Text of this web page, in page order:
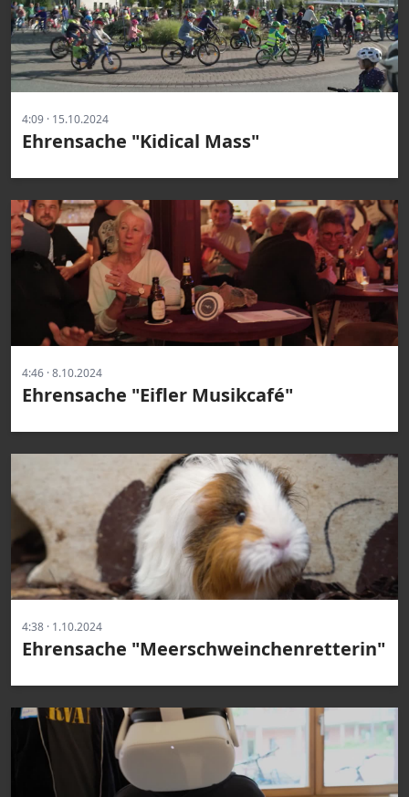
4:09 · 15.10.2024
Ehrensache "Kidical Mass"
4:46 · 8.10.2024
Ehrensache "Eifler Musikcafé"
4:38 · 1.10.2024
Ehrensache "Meerschweinchenretterin"